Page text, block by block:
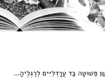
פְּשׁוּטָה בַּד עֲרָדְלִיִּים לְרַגְלֶיהָ...